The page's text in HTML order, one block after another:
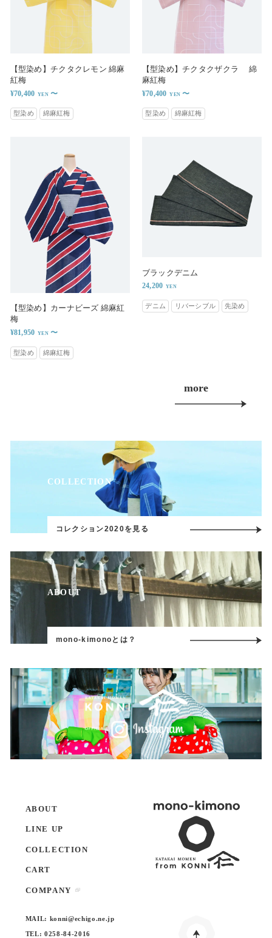
【型染め】チクタクレモン 綿麻
紅梅
¥70,400 〜
型染め 綿麻紅梅
【型染め】チクタクザクラ 綿
麻紅梅
¥70,400 〜
型染め 綿麻紅梅
【型染め】カーナビーズ 綿麻紅
梅
¥81,950 〜
型染め 綿麻紅梅
ブラックデニム
24,200
デニム リバーシブル 先染め
more
COLLECTION
コレクション2020を見る
ABOUT
mono-kimonoとは？
ABOUT
LINE UP
COLLECTION
CART
COMPANY
MAIL: konni@echigo.ne.jp
TEL:0258-84-2016